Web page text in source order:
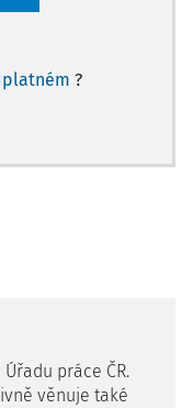
?
práce ČR.
věnuje také